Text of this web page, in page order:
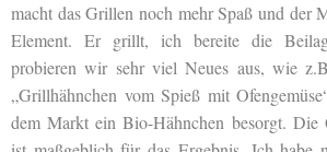
macht das Grillen noch mehr Spaß und der
Element. Er grillt, ich bereite die
probieren wir sehr viel Neues aus, wie
„Grillhähnchen vom Spieß mit
dem Markt ein Bio-Hähnchen besorgt. Die